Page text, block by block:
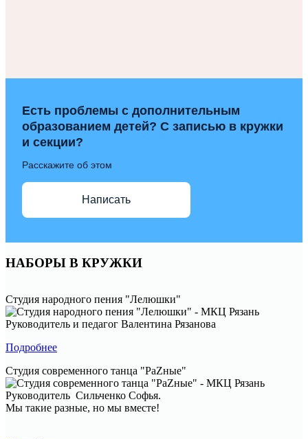
Есть проблемы с дополнительным
образованием детей? С записью в кружки
и секции?
Расскажите об этом
Написать
НАБОРЫ В КРУЖКИ
Студия народного пения "Лелюшки"
Руководитель и педагог Валентина Рязанова
Подробнее
Студия современного танца "РаZные"
Руководитель Сильченко Софья.
Мы такие разные, но мы вместе!